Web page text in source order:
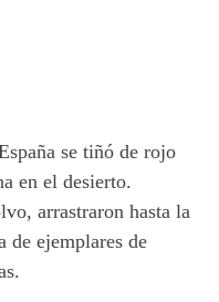
se tiñó de rojo
en el desierto.
arrastraron hasta la
de ejemplares de